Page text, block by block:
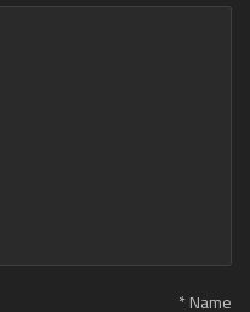
Name
*